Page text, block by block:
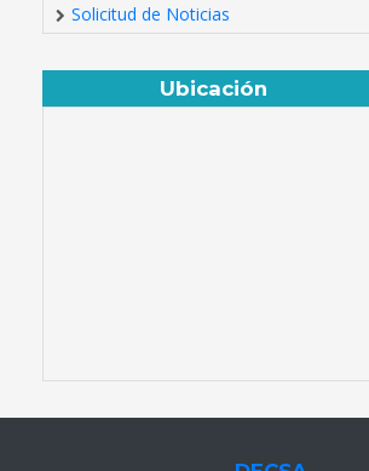
Solicitud de Noticias
Ubicación